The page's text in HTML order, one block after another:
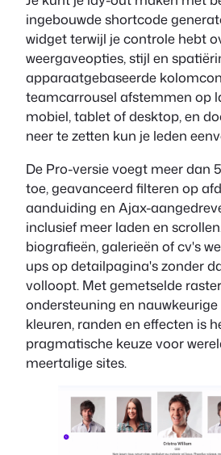
ingebouwde shortcode
widget terwijl je controle hebt
weergaveopties, stijl en
apparaatgebaseerde
teamcarrousel afstemmen op
mobiel, tablet of desktop, en
neer te zetten kun je leden
De Pro-versie voegt meer dan
toe, geavanceerd filteren op
aanduiding en Ajax-
inclusief meer laden en
biografieën, galerieën of cv's
ups op detailpagina's zonder
volloopt. Met gemetselde
ondersteuning en
kleuren, randen en effecten is
pragmatische keuze voor
meertalige sites.